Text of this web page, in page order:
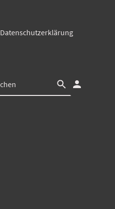
Datenschutzerklärung